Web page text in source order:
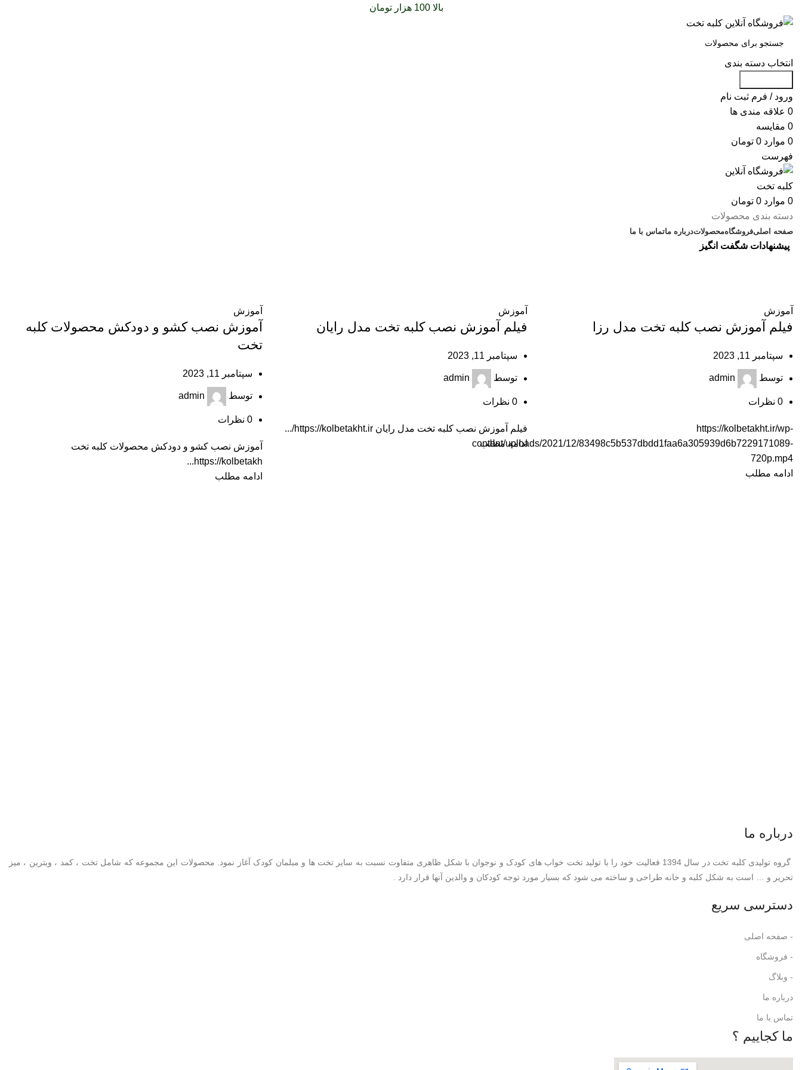
بالا 100 هزار تومان
انتخاب دسته بندی
ورود / فرم ثبت نام
0 علاقه مندی ها
0 مقایسه
0 موارد 0 تومان
فهرست
0 موارد 0 تومان
دسته بندی محصولات
صفحه اصلیفروشگاهمحصولاتدرباره ماتماس با ما
پیشنهادات شگفت انگیز
آموزش
فیلم آموزش نصب کلبه تخت مدل رزا
سپتامبر 11, 2023
توسط admin
0 نظرات
https://kolbetakht.ir/wp-
content/uploads/2021/12/83498c5b537dbdd1faa6a305939d6b7229171089-
720p.mp4
ادامه مطلب
آموزش
فیلم آموزش نصب کلبه تخت مدل رایان
سپتامبر 11, 2023
توسط admin
0 نظرات
فیلم آموزش نصب کلبه تخت مدل رایان https://kolbetakht.ir/...
ادامه مطلب
آموزش
آموزش نصب کشو و دودکش محصولات کلبه
تخت
سپتامبر 11, 2023
توسط admin
0 نظرات
آموزش نصب کشو و دودکش محصولات کلبه تخت
https://kolbetakh...
ادامه مطلب
درباره ما
گروه تولیدی کلبه تخت در سال 1394 فعالیت خود را با تولید تخت خواب های کودک و نوجوان با شکل ظاهری متفاوت نسبت به سایر تخت ها و مبلمان کودک آغاز نمود. محصولات این مجموعه که شامل تخت ، کمد ، ویترین ، میز
تحریر و … است به شکل کلبه و خانه طراحی و ساخته می شود که بسیار مورد توجه کودکان و والدین آنها قرار دارد .
دسترسی سریع
- صفحه اصلی
- فروشگاه
- وبلاگ
درباره ما
تماس با ما
ما کجاییم ؟